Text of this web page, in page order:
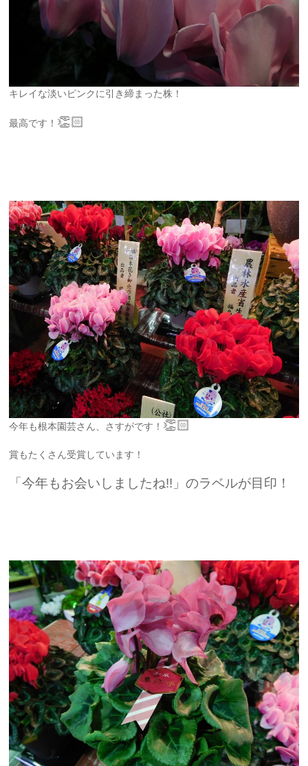
キレイな淡いピンクに引き締まった株！
最高です！ 👏🏻
今年も根本園芸さん、さすがです！ 👏🏻
賞もたくさん受賞しています！
「今年もお会いしましたね!!」のラベルが目印！